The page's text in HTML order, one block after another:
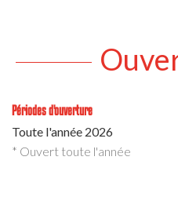
Périodes d'ouverture
Toute l'année 2026
* Ouvert toute l'année